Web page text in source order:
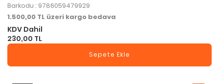
Barkodu : 9786059479929
1.500,00 TL üzeri kargo bedava
KDV Dahil
230,00 TL
Sepete Ekle